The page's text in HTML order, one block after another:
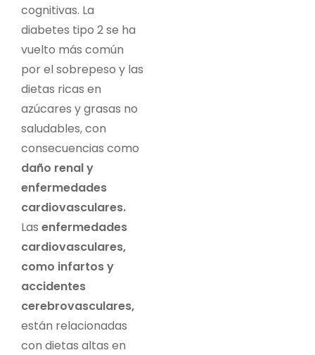
cognitivas. La
diabetes tipo 2 se ha
vuelto más común
por el sobrepeso y las
dietas ricas en
azúcares y grasas no
saludables, con
consecuencias como
daño renal y
enfermedades
cardiovasculares.
Las enfermedades
cardiovasculares,
como infartos y
accidentes
cerebrovasculares,
están relacionadas
con dietas altas en